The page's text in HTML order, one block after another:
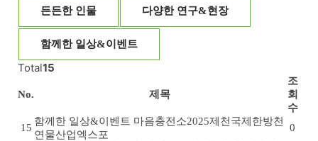
든든한 인물 다양한 연구&현장
함께한 일상&이벤트
Total15
No. 제목
조
회
수
15
함께한 일상&이벤트 마음충전소2025제천국제한방천
연물산업엑스포
0